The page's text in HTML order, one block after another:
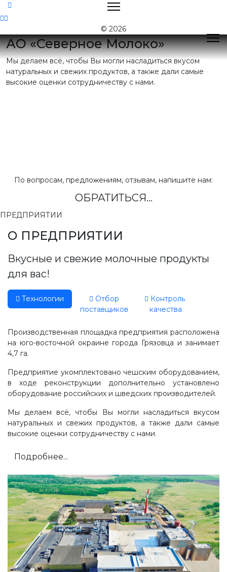
© 2026
Контакты
Приемная:(81755) 2-16-38
Отдел продаж:(81755) 2-18-62
(81755) 2-10-14
Контакты отделов
АО «Северное Молоко»
Мы делаем всё, чтобы Вы могли насладиться вкусом
натуральных и свежих продуктов, а также дали самые
высокие оценки сотрудничеству с нами.
По вопросам, предложениям, отзывам, напишите нам:
ОБРАТИТЬСЯ...
ПРЕДПРИЯТИИ
О ПРЕДПРИЯТИИ
Вкусные и свежие молочные продукты
для вас!
Технологии
Отбор
поставщиков
Контроль
качества
Производственная площадка предприятия расположена
на юго-восточной окраине города Грязовца и занимает
4,7 га.
Предприятие укомплектовано чешским оборудованием,
в ходе реконструкции дополнительно установлено
оборудование российских и шведских производителей.
Мы делаем всё, чтобы Вы могли насладиться вкусом
натуральных и свежих продуктов, а также дали самые
высокие оценки сотрудничеству с нами.
Подробнее...